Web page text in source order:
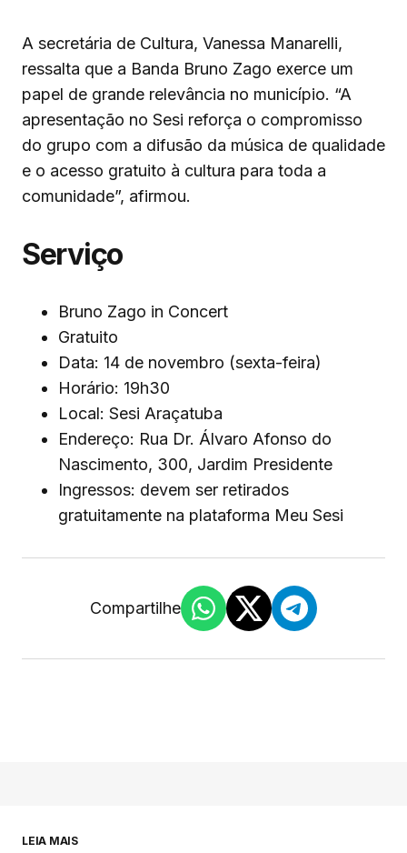
A secretária de Cultura, Vanessa Manarelli,
ressalta que a Banda Bruno Zago exerce um
papel de grande relevância no município. “A
apresentação no Sesi reforça o compromisso
do grupo com a difusão da música de qualidade
e o acesso gratuito à cultura para toda a
comunidade”, afirmou.
Serviço
Bruno Zago in Concert
Gratuito
Data: 14 de novembro (sexta-feira)
Horário: 19h30
Local: Sesi Araçatuba
Endereço: Rua Dr. Álvaro Afonso do
Nascimento, 300, Jardim Presidente
Ingressos: devem ser retirados
gratuitamente na plataforma Meu Sesi
Compartilhe
LEIA MAIS